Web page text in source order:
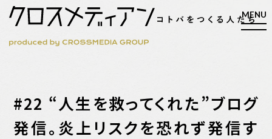
検索
#22 “人生を救ってくれた”ブログ
発信。炎上リスクを恐れず発信す